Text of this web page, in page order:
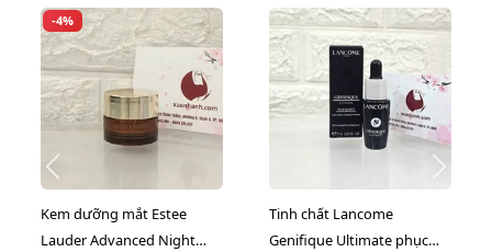
-4%
Kem dưỡng mắt Estee
Lauder Advanced Night
Tinh chất Lancome
Genifique Ultimate phục